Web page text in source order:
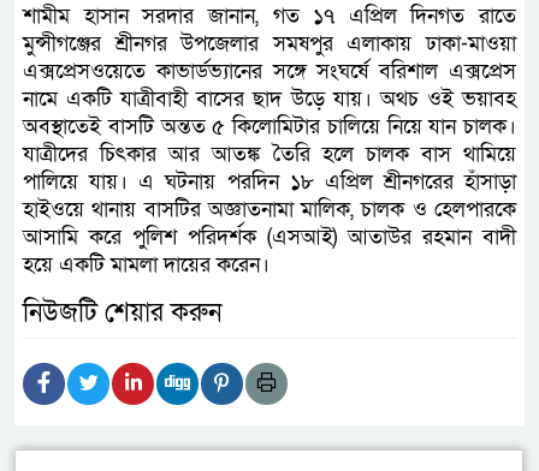
শামীম হাসান সরদার জানান, গত ১৭ এপ্রিল দিনগত রাতে
মুন্সীগঞ্জের শ্রীনগর উপজেলার সমষপুর এলাকায় ঢাকা-মাওয়া
এক্সপ্রেসওয়েতে কাভার্ডভ্যানের সঙ্গে সংঘর্ষে বরিশাল এক্সপ্রেস
নামে একটি যাত্রীবাহী বাসের ছাদ উড়ে যায়। অথচ ওই ভয়াবহ
অবস্থাতেই বাসটি অন্তত ৫ কিলোমিটার চালিয়ে নিয়ে যান চালক।
যাত্রীদের চিৎকার আর আতঙ্ক তৈরি হলে চালক বাস থামিয়ে
পালিয়ে যায়। এ ঘটনায় পরদিন ১৮ এপ্রিল শ্রীনগরের হাঁসাড়া
হাইওয়ে থানায় বাসটির অজ্ঞাতনামা মালিক, চালক ও হেলপারকে
আসামি করে পুলিশ পরিদর্শক (এসআই) আতাউর রহমান বাদী
হয়ে একটি মামলা দায়ের করেন।
নিউজটি শেয়ার করুন